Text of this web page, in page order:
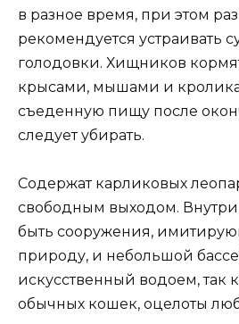
в разное время, при этом
рекомендуется устраивать
голодовки. Хищников
крысами, мышами и
съеденную пищу после
следует убирать.
Содержат карликовых
свободным выходом.
быть сооружения,
природу, и небольшой
искусственный водоем, так
обычных кошек, оцелоты